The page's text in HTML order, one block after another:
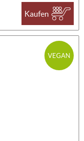
Kaufen
VEGAN